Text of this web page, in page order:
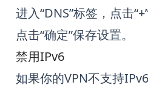
进入“DNS”标签，点击
点击“确定”保存设置。
禁用IPv6
如果你的VPN不支持